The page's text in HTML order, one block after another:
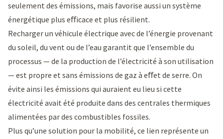
seulement des émissions, mais favorise aussi un système
énergétique plus eﬀicace et plus résilient.
Recharger un véhicule électrique avec de l’énergie provenant
du soleil, du vent ou de l’eau garantit que l’ensemble du
processus — de la production de l’électricité à son utilisation
— est propre et sans émissions de gaz à eﬀet de serre. On
évite ainsi les émissions qui auraient eu lieu si cette
électricité avait été produite dans des centrales thermiques
alimentées par des combustibles fossiles.
Plus qu’une solution pour la mobilité, ce lien représente un